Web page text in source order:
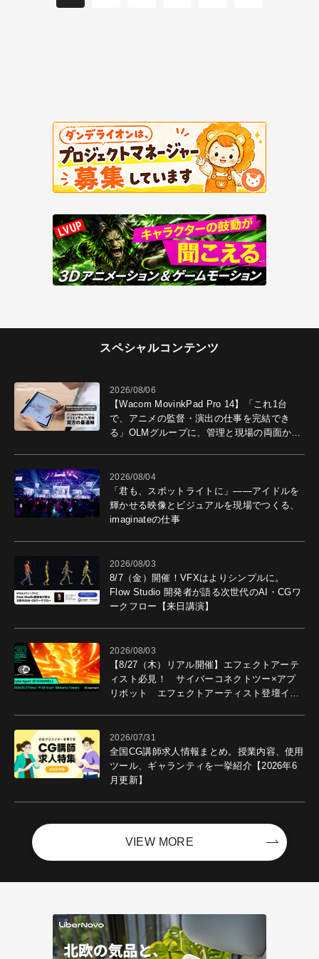
スペシャルコンテンツ
2026/08/06
【Wacom MovinkPad Pro 14】「これ1台
で、アニメの監督・演出の仕事を完結でき
る」OLMグループに、管理と現場の両面から
2026/08/04
「君も、スポットライトに」――アイドルを
輝かせる映像とビジュアルを現場でつくる、
imaginateの仕事
2026/08/03
8/7（金）開催！VFXはよりシンプルに。
Flow Studio 開発者が語る次世代のAI・CGワ
ークフロー【来日講演】
2026/08/03
【8/27（木）リアル開催】エフェクトアーテ
ィスト必見！ サイバーコネクトツー×アプ
リボット エフェクトアーティスト登壇イベ
2026/07/31
全国CG講師求人情報まとめ。授業内容、使用
ツール、ギャランティを一挙紹介【2026年6
月更新】
VIEW MORE